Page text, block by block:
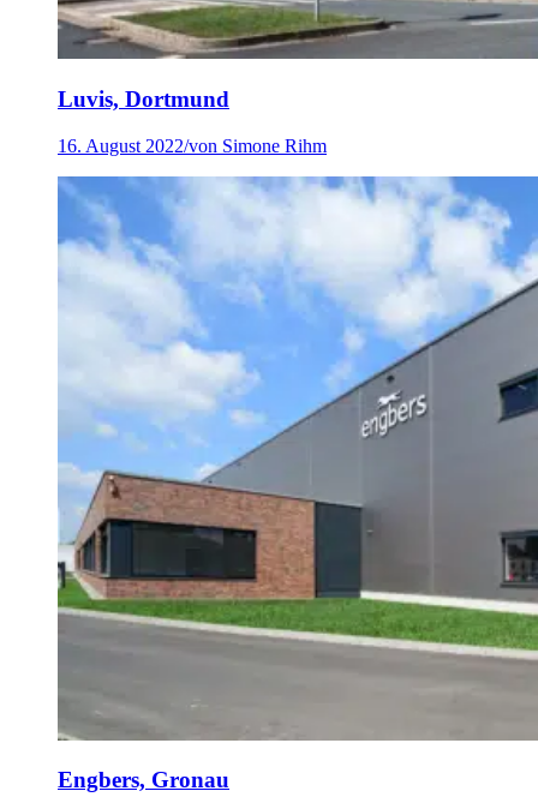
Luvis, Dortmund
16. August 2022/von Simone Rihm
Engbers, Gronau